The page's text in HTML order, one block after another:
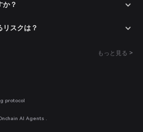
？
スクは？
もっと見る >
protocol
AI Agents .